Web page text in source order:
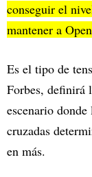
conseguir el
mantener a
Es el tipo de
Forbes, definirá
escenario
cruzadas
en más.